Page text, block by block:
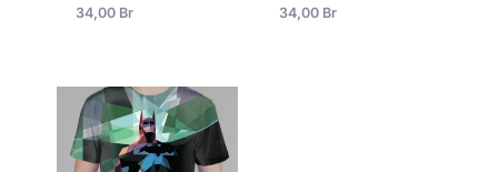
34,00 Br 34,00 Br